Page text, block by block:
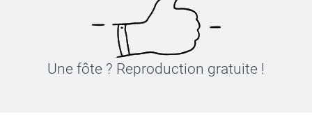
Une fôte ? Reproduction gratuite !